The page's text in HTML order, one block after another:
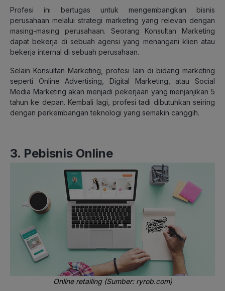
Profesi ini bertugas untuk mengembangkan bisnis
perusahaan melalui strategi marketing yang relevan dengan
masing-masing perusahaan. Seorang Konsultan Marketing
dapat bekerja di sebuah agensi yang menangani klien atau
bekerja internal di sebuah perusahaan.
Selain Konsultan Marketing, profesi lain di bidang marketing
seperti Online Advertising, Digital Marketing, atau Social
Media Marketing akan menjadi pekerjaan yang menjanjikan 5
tahun ke depan. Kembali lagi, profesi tadi dibutuhkan seiring
dengan perkembangan teknologi yang semakin canggih.
3. Pebisnis Online
Online retailing (Sumber: ryrob.com)